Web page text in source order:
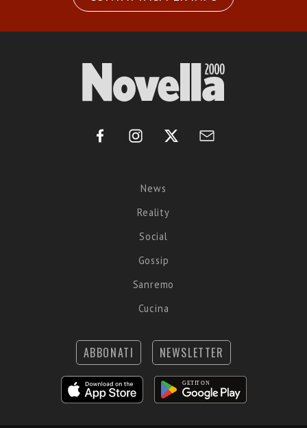
News
Reality
Social
Gossip
Sanremo
Cucina
ABBONATI NEWSLETTER